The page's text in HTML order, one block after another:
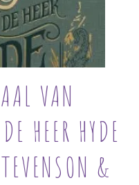
VAN
HEER HYDE
&